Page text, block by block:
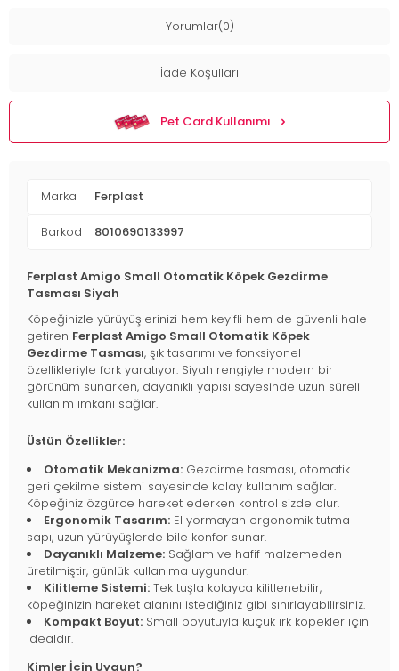
Yorumlar(0)
İade Koşulları
Pet Card Kullanımı
Marka Ferplast
Barkod 8010690133997
Ferplast Amigo Small Otomatik Köpek Gezdirme
Tasması Siyah
Köpeğinizle yürüyüşlerinizi hem keyifli hem de güvenli hale
getiren Ferplast Amigo Small Otomatik Köpek
Gezdirme Tasması, şık tasarımı ve fonksiyonel
özellikleriyle fark yaratıyor. Siyah rengiyle modern bir
görünüm sunarken, dayanıklı yapısı sayesinde uzun süreli
kullanım imkanı sağlar.
Üstün Özellikler:
Otomatik Mekanizma: Gezdirme tasması, otomatik
geri çekilme sistemi sayesinde kolay kullanım sağlar.
Köpeğiniz özgürce hareket ederken kontrol sizde olur.
Ergonomik Tasarım: El yormayan ergonomik tutma
sapı, uzun yürüyüşlerde bile konfor sunar.
Dayanıklı Malzeme: Sağlam ve hafif malzemeden
üretilmiştir, günlük kullanıma uygundur.
Kilitleme Sistemi: Tek tuşla kolayca kilitlenebilir,
köpeğinizin hareket alanını istediğiniz gibi sınırlayabilirsiniz.
Kompakt Boyut: Small boyutuyla küçük ırk köpekler için
idealdir.
Kimler İçin Uygun?